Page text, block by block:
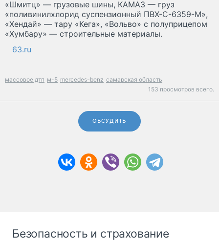
«Шмитц» — грузовые шины, КАМАЗ — груз
«поливинилхлорид суспензионный ПВХ-С-6359-М»,
«Хендай» — тару «Кега», «Вольво» с полуприцепом
«Хумбару» — строительные материалы.
63.ru
массовое дтп м-5 mercedes-benz самарская область
153 просмотров всего.
ОБСУДИТЬ
Безопасность и страхование